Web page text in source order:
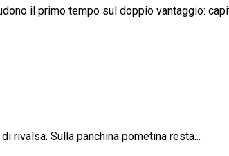
il primo tempo sul doppio vantaggio:
rivalsa. Sulla panchina pometina resta...